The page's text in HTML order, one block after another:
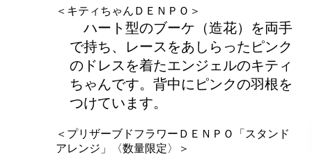
＜キティちゃんＤＥＮＰＯ＞
ハート型のブーケ（造花）を両手
で持ち、レースをあしらったピンク
のドレスを着たエンジェルのキティ
ちゃんです。背中にピンクの羽根を
つけています。
＜プリザーブドフラワーＤＥＮＰＯ「スタンド
アレンジ」〈数量限定〉＞